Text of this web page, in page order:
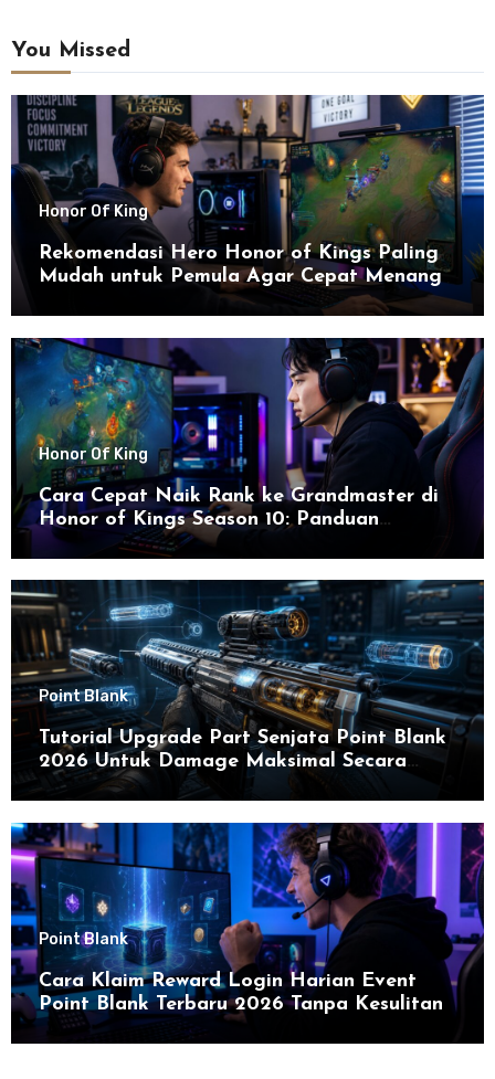
You Missed
Honor Of King
Rekomendasi Hero Honor of Kings Paling
Mudah untuk Pemula Agar Cepat Menang
Honor Of King
Cara Cepat Naik Rank ke Grandmaster di
Honor of Kings Season 10: Panduan
Lengkap dan Strategi Terbaru untuk Sukses
di 2026
Point Blank
Tutorial Upgrade Part Senjata Point Blank
2026 Untuk Damage Maksimal Secara
Efektif
Point Blank
Cara Klaim Reward Login Harian Event
Point Blank Terbaru 2026 Tanpa Kesulitan